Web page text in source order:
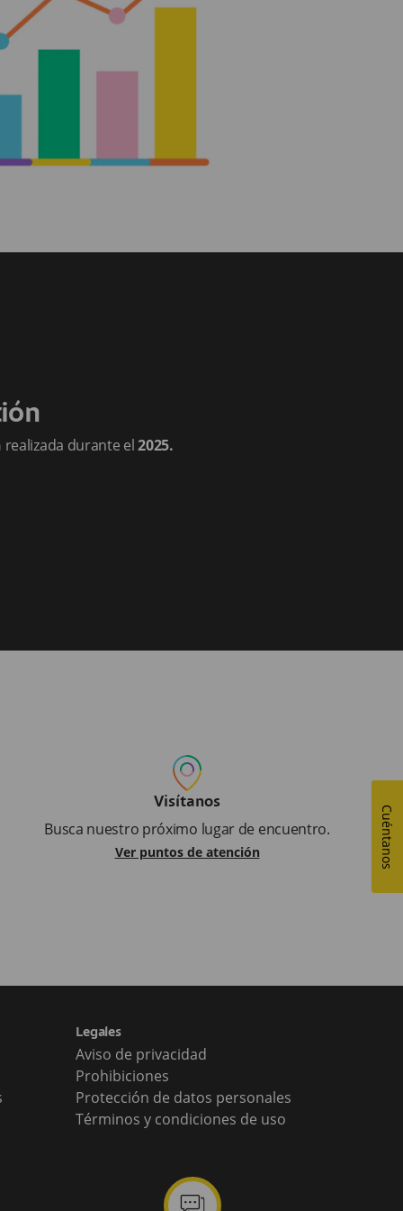
realizada durante el2025.
Visítanos
Busca nuestro próximo lugar de encuentro.
Ver puntos de atención
Legales
Aviso de privacidad
Prohibiciones
Protección de datos personales
Términos y condiciones de uso
Cuéntanos